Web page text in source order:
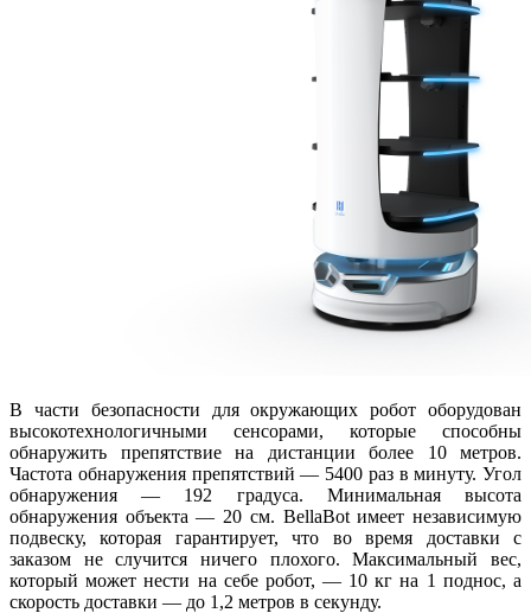
В части безопасности для окружающих робот оборудован
высокотехнологичными сенсорами, которые способны
обнаружить препятствие на дистанции более 10 метров.
Частота обнаружения препятствий — 5400 раз в минуту. Угол
обнаружения — 192 градуса. Минимальная высота
обнаружения объекта — 20 см. BellaBot имеет независимую
подвеску, которая гарантирует, что во время доставки с
заказом не случится ничего плохого. Максимальный вес,
который может нести на себе робот, — 10 кг на 1 поднос, а
скорость доставки — до 1,2 метров в секунду.